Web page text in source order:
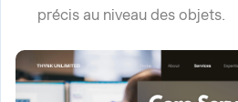
précis au niveau des objets.